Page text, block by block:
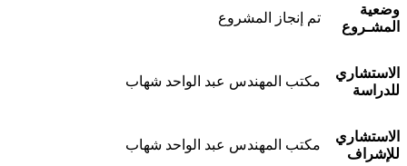
وضعية
المشـروع
تم إنجاز المشروع
الاستشاري
للدراسة
مكتب المهندس عبد الواحد شهاب
الاستشاري
للإشراف
مكتب المهندس عبد الواحد شهاب